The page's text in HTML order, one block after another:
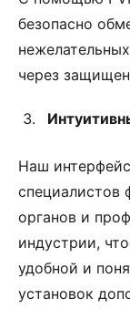
безопасно
через
Наш
специалистов
органов и
индустрии,
удобной и
установок